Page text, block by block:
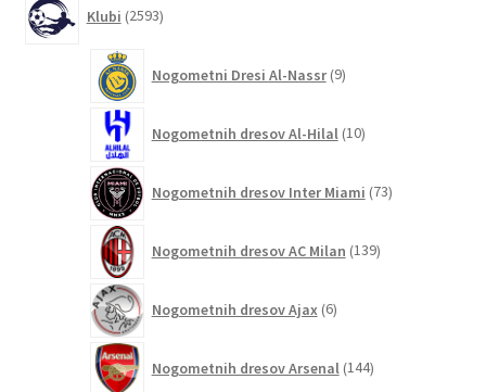
Klubi 2593izdelkov
Nogometni Dresi Al-Nassr 9izdelkov
Nogometnih dresov Al-Hilal 10izdelkov
Nogometnih dresov Inter Miami 73izdelkov
Nogometnih dresov AC Milan 139izdelkov
Nogometnih dresov Ajax 6izdelkov
Nogometnih dresov Arsenal 144izdelkov